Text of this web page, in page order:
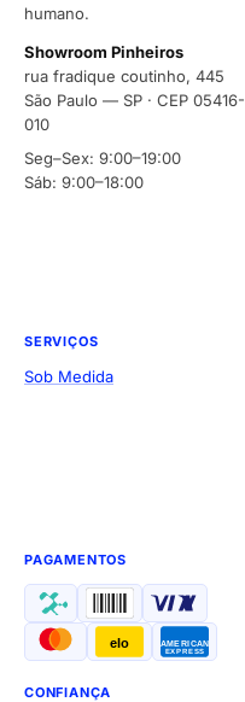
humano.
Showroom Pinheiros
rua fradique coutinho, 445
São Paulo — SP · CEP 05416-
010
Seg–Sex: 9:00–19:00
Sáb: 9:00–18:00
SERVIÇOS
Sob Medida
PAGAMENTOS
elo AMERICAN
EXPRESS
CONFIANÇA